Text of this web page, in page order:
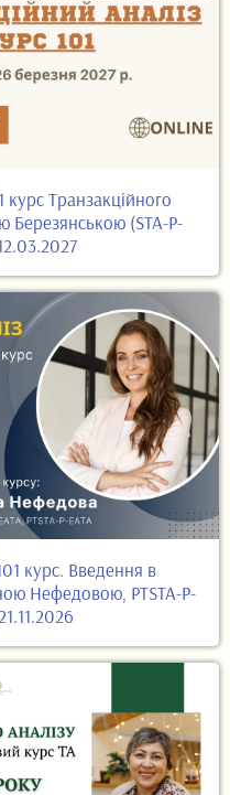
Транзакційного
Березянською (STA-P-
курс. Введення в
Нефедовою, PTSTA-P-